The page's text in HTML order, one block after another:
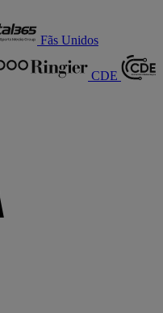
Fãs Unidos
CDE